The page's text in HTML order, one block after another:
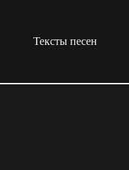
Тексты песен